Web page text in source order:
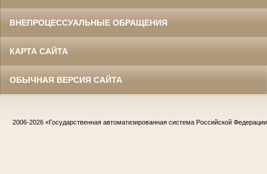
ВНЕПРОЦЕССУАЛЬНЫЕ ОБРАЩЕНИЯ
КАРТА САЙТА
ОБЫЧНАЯ ВЕРСИЯ САЙТА
2006-2026 «Государственная автоматизированная система Российской